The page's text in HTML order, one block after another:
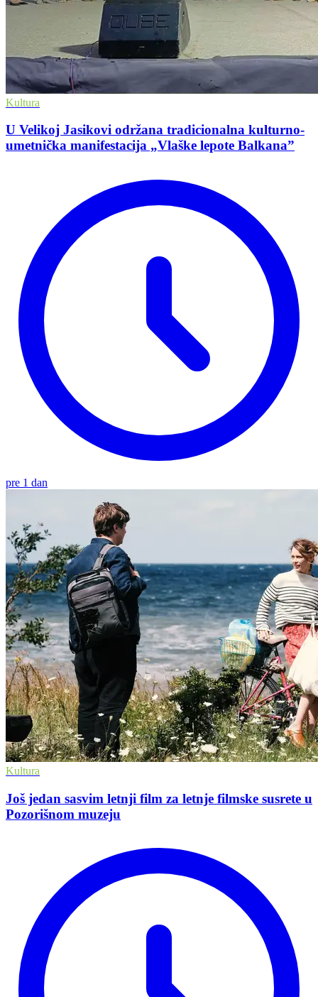
Kultura
U Velikoj Jasikovi održana tradicionalna kulturno-
umetnička manifestacija „Vlaške lepote Balkana”
pre 1 dan
Kultura
Još jedan sasvim letnji film za letnje filmske susrete u
Pozorišnom muzeju